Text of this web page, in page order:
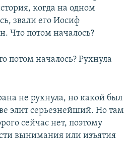
когда на одном
звали его Иосиф
Что потом началось?
потом началось? Рухнула
не рухнула, но какой был
элит серьезнейший. Но там
сейчас нет, поэтому
вынимания или изъятия